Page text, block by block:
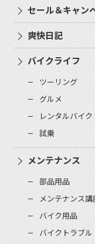
セール＆キャン
爽快日記
バイクライフ
ツーリング
グルメ
レンタルバイク
試乗
メンテナンス
部品用品
メンテナンス講
バイク用品
バイクトラブル